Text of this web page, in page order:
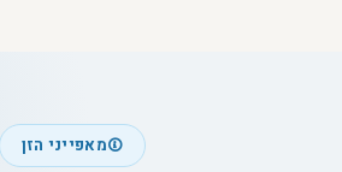
מאפייני הזן